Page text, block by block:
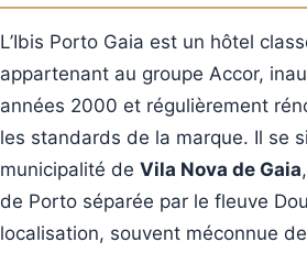
L’Ibis Porto Gaia est un hôtel
appartenant au groupe Accor,
années 2000 et régulièrement
les standards de la marque. Il se
municipalité de Vila Nova de Gaia
de Porto séparée par le fleuve
localisation, souvent méconnue